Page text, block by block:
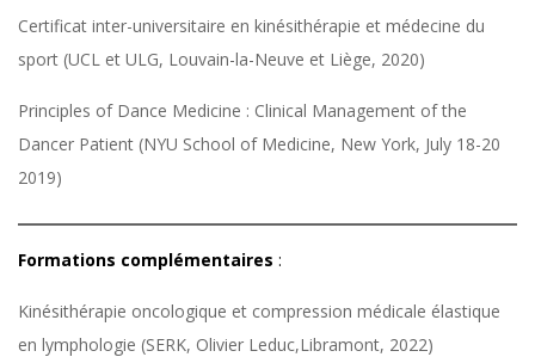
Certificat inter-universitaire en kinésithérapie et médecine du
sport (UCL et ULG, Louvain-la-Neuve et Liège, 2020)
Principles of Dance Medicine : Clinical Management of the
Dancer Patient (NYU School of Medicine, New York, July 18-20
2019)
Formations complémentaires :
Kinésithérapie oncologique et compression médicale élastique
en lymphologie (SERK, Olivier Leduc,Libramont, 2022)